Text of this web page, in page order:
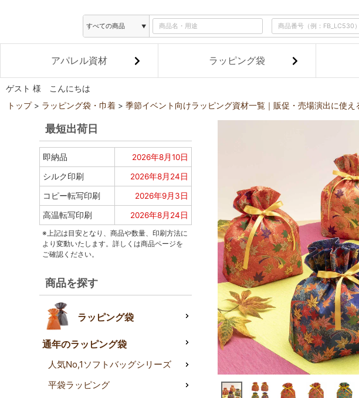
アパレル資材 ラッピング袋
ゲスト 様 こんにちは
トップ ラッピング袋・巾着 季節イベント向けラッピング資材一覧｜販促・売場演出に使え
最短出荷日
即納品 2026年8月10日
シルク印刷 2026年8月24日
コピー転写印刷 2026年9月3日
高温転写印刷 2026年8月24日
※上記は目安となり、商品や数量、印刷方法に
より変動いたします。詳しくは商品ページを
ご確認ください。
商品を探す
ラッピング袋
通年のラッピング袋
人気No,1ソフトバッグシリーズ
平袋ラッピング